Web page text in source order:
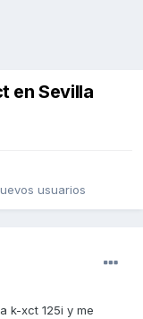
en Sevilla
usuarios
k-xct 125i y me